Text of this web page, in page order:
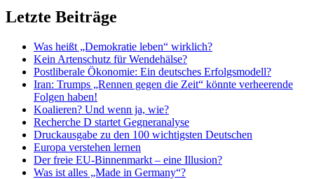
Letzte Beiträge
Was heißt „Demokratie leben“ wirklich?
Kein Artenschutz für Wendehälse?
Postliberale Ökonomie: Ein deutsches Erfolgsmodell?
Iran: Trumps „Rennen gegen die Zeit“ könnte verheerende
Folgen haben!
Koalieren? Und wenn ja, wie?
Recherche D startet Gegneranalyse
Druckausgabe zu den 100 wichtigsten Deutschen
Europa verstehen lernen
Der freie EU-Binnenmarkt – eine Illusion?
Was ist alles „Made in Germany“?